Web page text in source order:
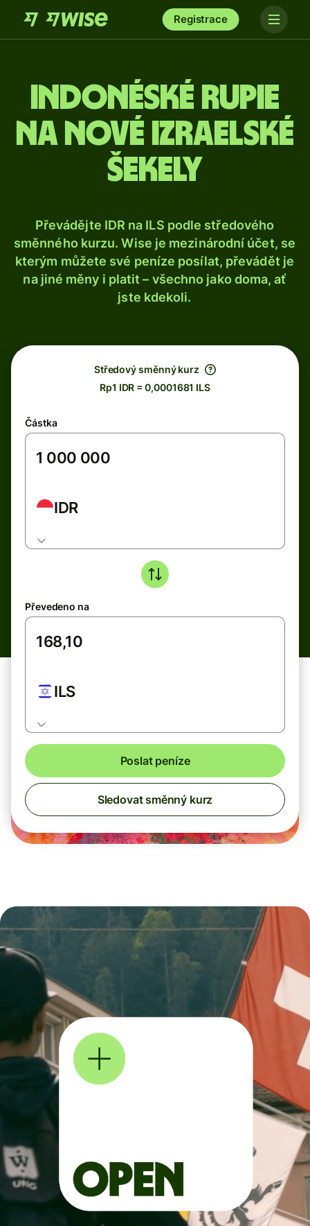
Registrace
Indonéské rupie
na nové izraelské
šekely
Převádějte IDR na ILS podle středového
směnného kurzu. Wise je mezinárodní účet, se
kterým můžete své peníze posílat, převádět je
na jiné měny i platit – všechno jako doma, ať
jste kdekoli.
Středový směnný kurz
Rp1 IDR = 0,0001681 ILS
Částka
IDR
Převedeno na
ILS
Poslat peníze
Sledovat směnný kurz